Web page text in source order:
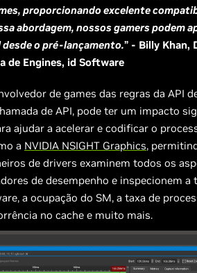
proporcionando excelente
abordagem, nossos gamers podem
o pré-lançamento.” - Billy Khan,
de Engines, id Software
de games das regras da API
de API, pode ter um impacto
ajudar a acelerar e codificar o
a NVIDIA NSIGHT Graphics,
de drivers examinem todos os
de desempenho e inspecionem a
a ocupação do SM, a taxa de
no cache e muito mais.